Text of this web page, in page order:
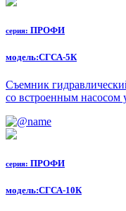
серия: ПРОФИ
модель:СГСА-5К
Съемник
со встроенным насосом
серия: ПРОФИ
модель:СГСА-10К